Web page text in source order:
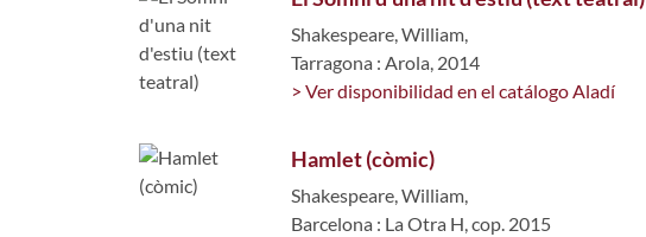
Shakespeare, William,
Tarragona : Arola, 2014
> Ver disponibilidad en el catálogo Aladí
Hamlet (còmic)
Shakespeare, William,
Barcelona : La Otra H, cop. 2015